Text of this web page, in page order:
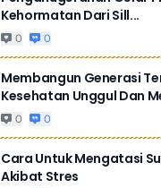
Kehormatan Dari Sill...
0 0
Membangun Generasi
Kesehatan Unggul Dan
0 0
Cara Untuk Mengatasi
Akibat Stres